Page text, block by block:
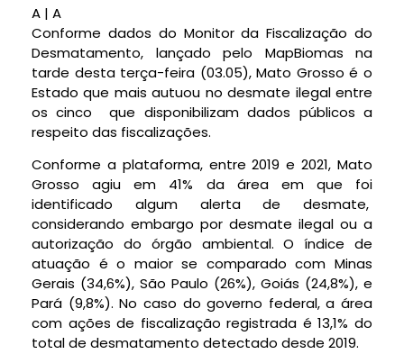
A | A
Conforme dados do Monitor da Fiscalização do
Desmatamento, lançado pelo MapBiomas na
tarde desta terça-feira (03.05), Mato Grosso é o
Estado que mais autuou no desmate ilegal entre
os cinco que disponibilizam dados públicos a
respeito das fiscalizações.
Conforme a plataforma, entre 2019 e 2021, Mato
Grosso agiu em 41% da área em que foi
identificado algum alerta de desmate,
considerando embargo por desmate ilegal ou a
autorização do órgão ambiental. O índice de
atuação é o maior se comparado com Minas
Gerais (34,6%), São Paulo (26%), Goiás (24,8%), e
Pará (9,8%). No caso do governo federal, a área
com ações de fiscalização registrada é 13,1% do
total de desmatamento detectado desde 2019.